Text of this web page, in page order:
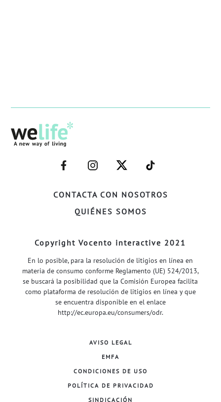
CONTACTA CON NOSOTROS
QUIÉNES SOMOS
–
FACEBOOK–
–
INSTAGRAM–
–
TWITTER–
–
WELIFE–
Copyright Vocento interactive 2021
En lo posible, para la resolución de litigios en línea en
materia de consumo conforme Reglamento (UE) 524/2013,
se buscará la posibilidad que la Comisión Europea facilita
como plataforma de resolución de litigios en línea y que
se encuentra disponible en el enlace
http://ec.europa.eu/consumers/odr.
AVISO LEGAL
EMFA
CONDICIONES DE USO
POLÍTICA DE PRIVACIDAD
SINDICACIÓN